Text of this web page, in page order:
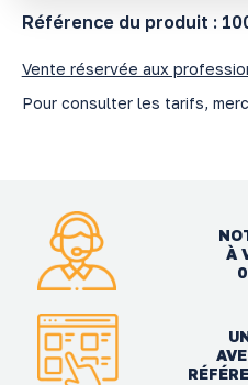
Référence du produit :
Vente réservée aux
Pour consulter les tarifs,
À